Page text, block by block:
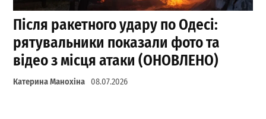
Після ракетного удару по Одесі:
рятувальники показали фото та
відео з місця атаки (ОНОВЛЕНО)
Катерина Манохіна 08.07.2026